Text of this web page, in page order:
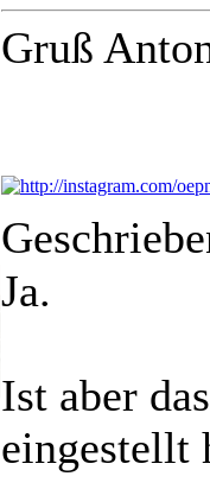
Gruß
Ja.
Ist aber
eingestellt